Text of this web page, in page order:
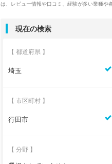
は、レビュー情報や口コミ、経験が多い業種や
現在の検索
【 都道府県 】
埼玉
【 市区町村 】
行田市
【 分野 】